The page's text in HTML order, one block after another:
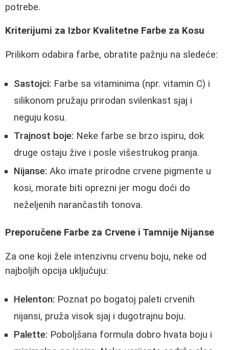
potrebe.
Kriterijumi za Izbor Kvalitetne Farbe za Kosu
Prilikom odabira farbe, obratite pažnju na sledeće:
Sastojci: Farbe sa vitaminima (npr. vitamin C) i
silikonom pružaju prirodan svilenkast sjaj i
neguju kosu.
Trajnost boje: Neke farbe se brzo ispiru, dok
druge ostaju žive i posle višestrukog pranja.
Nijanse: Ako imate prirodne crvene pigmente u
kosi, morate biti oprezni jer mogu doći do
neželjenih narančastih tonova.
Preporučene Farbe za Crvene i Tamnije Nijanse
Za one koji žele intenzivnu crvenu boju, neke od
najboljih opcija uključuju:
Helenton: Poznat po bogatoj paleti crvenih
nijansi, pruža visok sjaj i dugotrajnu boju.
Palette: Poboljšana formula dobro hvata boju i